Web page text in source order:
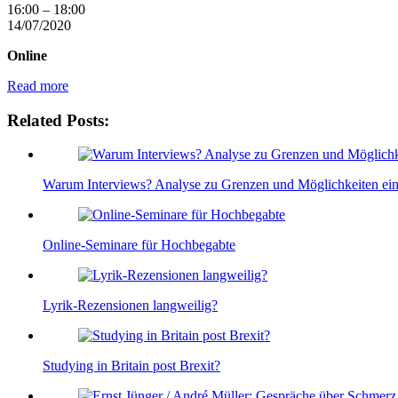
Vorbildernetz:
Interviews
Autoren
lohnt
das?
16:00 – 18:00
14/07/2020
Online
Read more
Related Posts:
Warum Interviews? Analyse zu Grenzen und Möglichkeiten
Online-Seminare für Hochbegabte
Lyrik-Rezensionen langweilig?
Studying in Britain post Brexit?